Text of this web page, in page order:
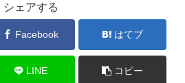
シェアする
Facebook はてブ
LINE コピー